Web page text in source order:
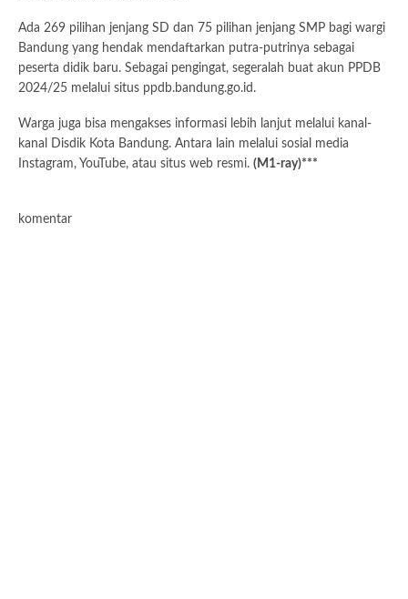
Ada 269 pilihan jenjang SD dan 75 pilihan jenjang SMP bagi wargi
Bandung yang hendak mendaftarkan putra-putrinya sebagai
peserta didik baru. Sebagai pengingat, segeralah buat akun PPDB
2024/25 melalui situs ppdb.bandung.go.id.
Warga juga bisa mengakses informasi lebih lanjut melalui kanal-
kanal Disdik Kota Bandung. Antara lain melalui sosial media
Instagram, YouTube, atau situs web resmi. (M1-ray)***
komentar